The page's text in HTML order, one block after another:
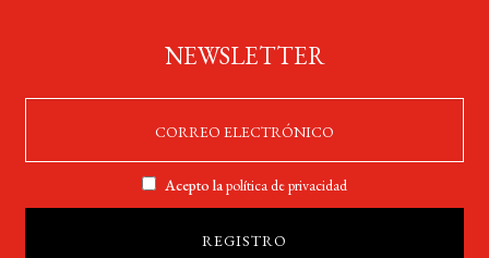
NEWSLETTER
Acepto lapolítica de privacidad